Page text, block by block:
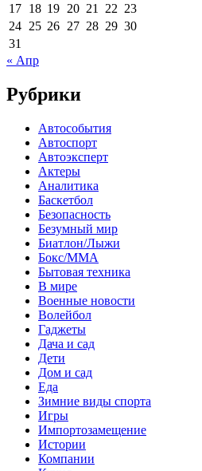
17 18 19 20 21 22 23
24 25 26 27 28 29 30
31
« Апр
Рубрики
Автособытия
Автоспорт
Автоэксперт
Актеры
Аналитика
Баскетбол
Безопасность
Безумный мир
Биатлон/Лыжи
Бокс/MMA
Бытовая техника
В мире
Военные новости
Волейбол
Гаджеты
Дача и сад
Дети
Дом и сад
Еда
Зимние виды спорта
Игры
Импортозамещение
Истории
Компании